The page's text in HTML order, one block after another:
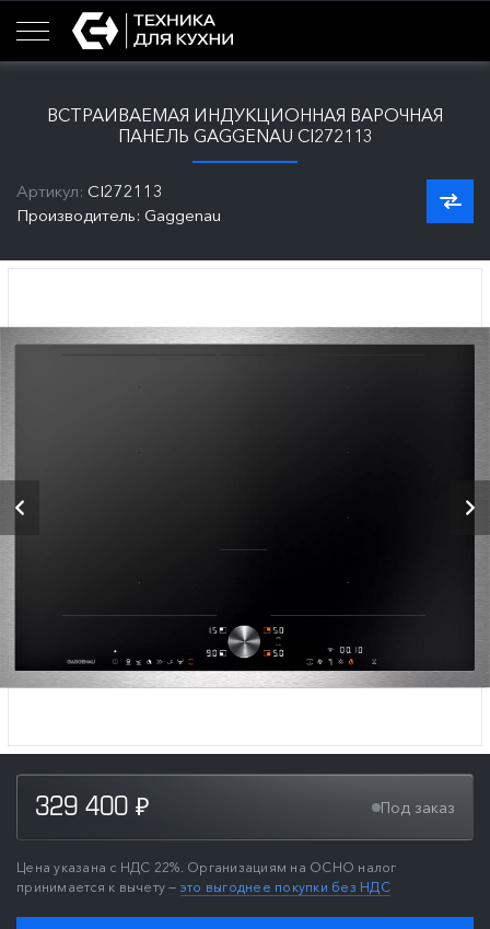
ВСТРАИВАЕМАЯ ИНДУКЦИОННАЯ ВАРОЧНАЯ
ПАНЕЛЬ GAGGENAU CI272113
Артикул: CI272113
Производитель: Gaggenau
329 400 ₽ Под заказ
Цена указана с НДС 22%. Организациям на ОСНО налог
принимается к вычету — это выгоднее покупки без НДС